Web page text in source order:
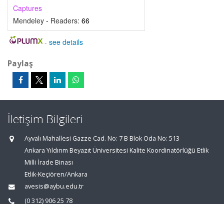
Captures
Mendeley - Readers: 66
- see details
Paylaş
İletişim Bilgileri
Ayvalı Mahallesi Gazze Cad. No: 7 B Blok Oda No: 513
Ankara Yıldırım Beyazıt Üniversitesi Kalite Koordinatörlüğü Etlik
Milli İrade Binası
Etlik-Keçiören/Ankara
avesis@aybu.edu.tr
(0 312) 906 25 78